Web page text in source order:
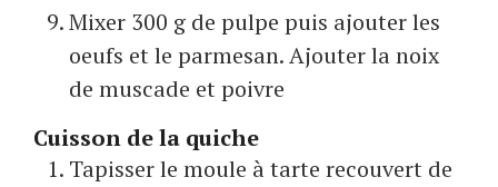
Mixer 300 g de pulpe puis ajouter les
oeufs et le parmesan. Ajouter la noix
de muscade et poivre
Cuisson de la quiche
Tapisser le moule à tarte recouvert de